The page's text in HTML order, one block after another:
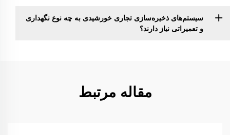
سیستم‌های ذخیره‌سازی تجاری خورشیدی به چه نوع نگهداری
و تعمیراتی نیاز دارند؟
مقاله مرتبط